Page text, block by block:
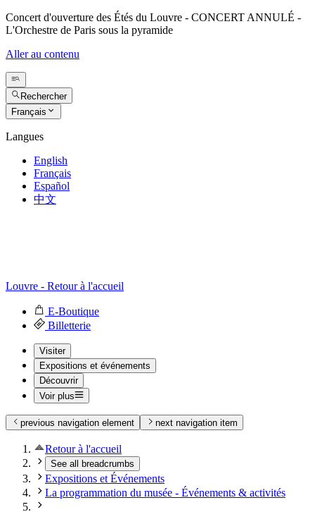
Concert d'ouverture des Étés du Louvre - CONCERT ANNULÉ -
L'Orchestre de Paris sous la pyramide
Aller au contenu
Rechercher
Français
Langues
English
Français
Español
中文
Louvre - Retour à l'accueil
E-Boutique
Billetterie
Visiter
Expositions et événements
Découvrir
Voir plus
previous navigation element next navigation item
Retour à l'accueil
See all breadcrumbs
Expositions et Événements
La programmation du musée - Événements & activités